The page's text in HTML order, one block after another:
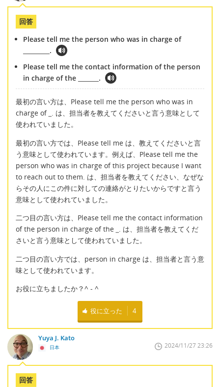
回答
Please tell me the person who was in charge of
_________.
Please tell me the contact information of the person
in charge of the _______.
最初の言い方は、Please tell me the person who was in
charge of . は、担当者を教えてくださいと言う意味として
使われていました。
最初の言い方では、Please tell me は、教えてくださいと言
う意味として使われています。例えば、Please tell me the
person who was in charge of this project because I want
to reach out to them. は、担当者を教えてください、なぜな
らその人にこの件に対しての連絡がとりたいからですと言う
意味として使われていました。
二つ目の言い方は、Please tell me the contact information
of the person in charge of the . は、担当者を教えてくだ
さいと言う意味として使われていました。
二つ目の言い方では、person in charge は、担当者と言う意
味として使われています。
お役に立ちましたか？^ - ^
役に立った 4
Yuya J. Kato
日本 2024/11/27 23:26
回答